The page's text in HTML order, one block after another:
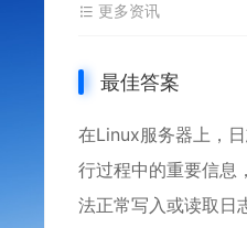
更多资讯
最佳答案
在Linux服务器上，
行过程中的重要信息
法正常写入或读取日